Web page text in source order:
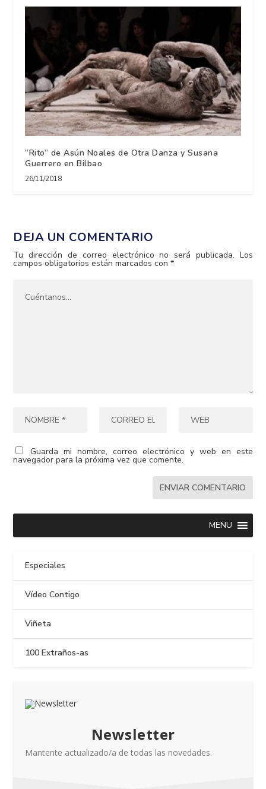
“Rito” de Asún Noales de Otra Danza y Susana
Guerrero en Bilbao
26/11/2018
DEJA UN COMENTARIO
Tu dirección de correo electrónico no será publicada. Los
campos obligatorios están marcados con*
Guarda mi nombre, correo electrónico y web en este
navegador para la próxima vez que comente.
MENU
Especiales
Vídeo Contigo
Viñeta
100 Extraños-as
Newsletter
Mantente actualizado/a de todas las novedades.